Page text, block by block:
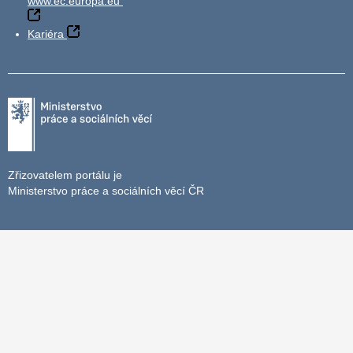
Kariéra
Zřizovatelem portálu je
Ministerstvo práce a sociálních věcí ČR